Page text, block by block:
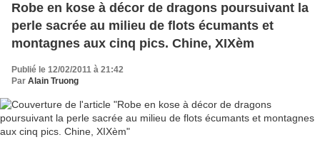
Robe en kose à décor de dragons poursuivant la
perle sacrée au milieu de flots écumants et
montagnes aux cinq pics. Chine, XIXèm
Publié le 12/02/2011 à 21:42
Par Alain Truong